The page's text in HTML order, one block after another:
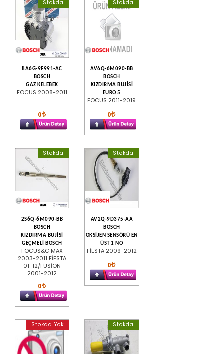
Stokda
8A6G-9F991-AC
BOSCH
GAZ KELEBEK
FOCUS 2008-2011
0
Stokda
AV6Q-6M090-BB
BOSCH
KIZDIRMA BUJİSİ
EURO 5
FOCUS 2011-2019
0
Stokda
2S6Q-6M090-BB
BOSCH
KIZDIRMA BUJİSİ
GEÇMELİ BOSCH
FOCUS&C MAX
2003-2011 FİESTA
01-12/FUSİON
2001-2012
0
Stokda
AV2Q-9D375-AA
BOSCH
OKSİJEN SENSÖRÜ EN
ÜST 1 NO
FİESTA 2009-2012
0
Stokda Yok Stokda